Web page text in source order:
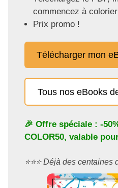
commencez à
Prix promo !
Télécharger mon
Tous nos eBooks
🎉 Offre spéciale : -
COLOR50, valable
⭐️⭐️⭐️ Déjà des